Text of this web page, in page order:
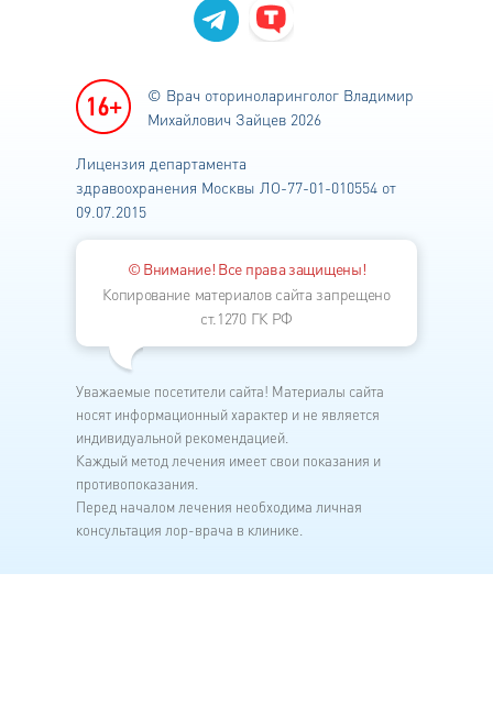
© Врач оториноларинголог Владимир
Михайлович Зайцев 2026
Лицензия департамента
здравоохранения Москвы ЛО-77-01-010554 от
09.07.2015
© Внимание! Все права защищены!
Копирование материалов сайта запрещено
ст.1270 ГК РФ
Уважаемые посетители сайта! Материалы сайта
носят информационный характер и не является
индивидуальной рекомендацией.
Каждый метод лечения имеет свои показания и
противопоказания.
Перед началом лечения необходима личная
консультация лор-врача в клинике.